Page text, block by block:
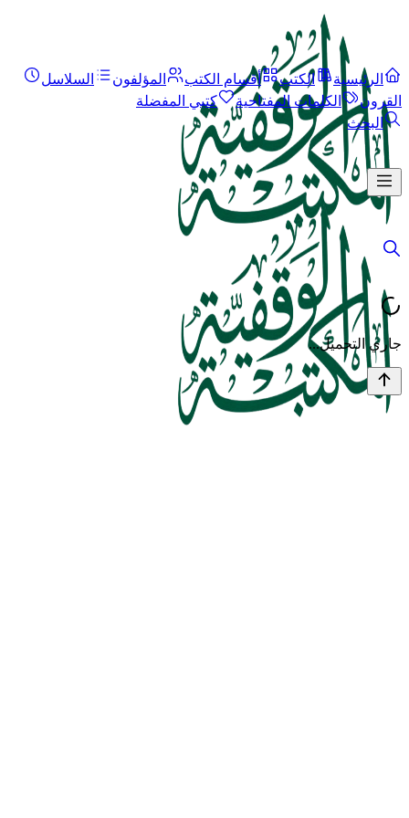
الرئيسية الكتب أقسام الكتب المؤلفون
السلاسل
القرون
الكلمات المفتاحية
كتبي المفضلة
البحث
جاري التحميل...